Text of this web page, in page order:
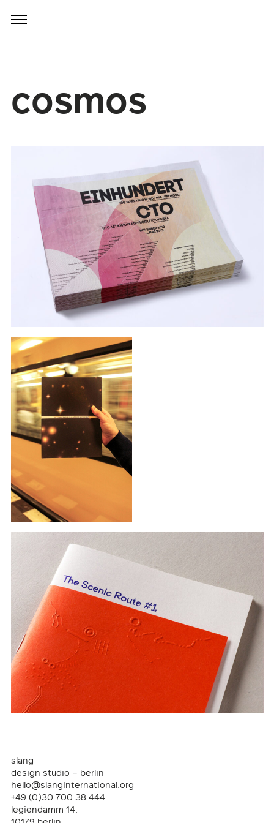
cosmos
slang
design studio – berlin
hello@slanginternational.org
+49 (0)30 700 38 444
legiendamm 14.